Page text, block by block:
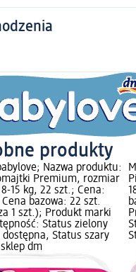
produkty
Nazwa produktu:
Premium, rozmiar
15 kg, 22 szt.; Cena:
Cena bazowa: 22 szt.
1 szt.); Produkt marki
Status zielony
dostępna, Status szary
dm